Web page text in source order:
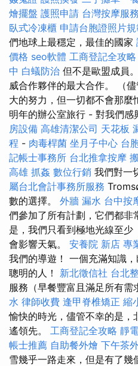
燴擺盤 護照申請 台灣按摩服務
臥式冷凍櫃 申請台胞證照片規
們地球上最穩定，最佳的國家
價格 seo軟體 工商登記全攻略
中 白蟻防治 但不是歐盟成員
威合作夥伴的最大合作。 （
大的努力，但一切都不會那
明年的辦公室旅行 - 對我們
房設備 高雄清潔公司 天花板
程 - 肉毒桿菌 坐月子中心 台
記帳士事務所 台北推拿按摩
高雄 抓姦 數位行銷 我們對一
屬台北會計事務所服務
數的選擇。 外牆 漏水 台中按
們參加了所有計劃，它們都非
是，我們只看到極地光線至少
會影響天氣。 安養院 新店 專
我們的導遊！ 一個充滿知識
聰明的人！ 新北徵信社 台北
服務（早餐豐富且滿足所有需
水 律師收費 逢甲脊椎矯正 縮
愉快的時光，儘管不幸的是，
遙領先。 工商登記全攻略 靜
帳士推薦 自助餐外燴 下午茶
雪幾乎一路走來，但是有了幾